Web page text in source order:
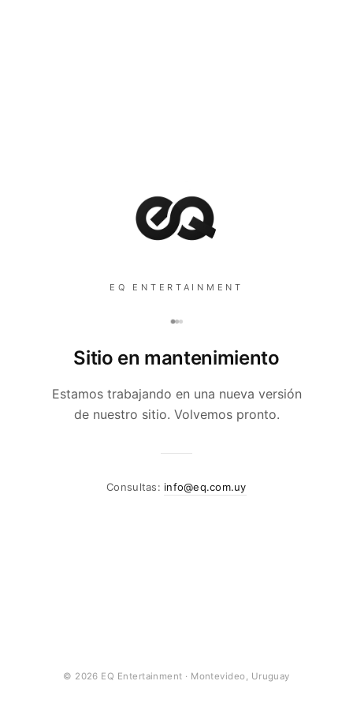
EQ ENTERTAINMENT
Sitio en mantenimiento
Estamos trabajando en una nueva versión
de nuestro sitio. Volvemos pronto.
Consultas: info@eq.com.uy
© 2026 EQ Entertainment · Montevideo, Uruguay